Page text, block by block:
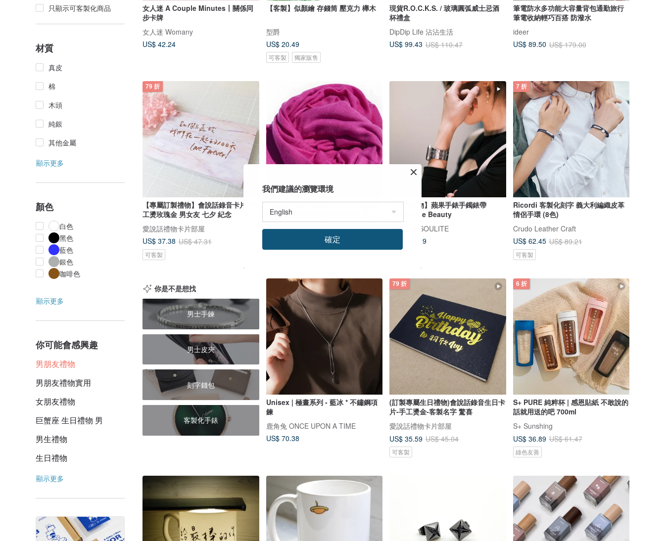
只顯示可客製化商品
材質
真皮
棉
木頭
純銀
其他金屬
顯示更多
顏色
白色
黑色
藍色
銀色
咖啡色
顯示更多
你可能會感興趣
男朋友禮物
男朋友禮物實用
女朋友禮物
巨蟹座 生日禮物 男
男生禮物
生日禮物
顯示更多
女人迷 A Couple Minutes丨關係同
步卡牌
女人迷 Womany
US$ 42.24
【客製】似顏繪 存錢筒 壓克力 櫸木
型爵
US$ 20.49
可客製 獨家販售
現貨R.O.C.K.S. / 玻璃圓弧威士忌酒
杯禮盒
DipDip Life 沾沾生活
US$ 99.43 US$ 110.47
筆電防水多功能大容量背包通勤旅行
筆電收納輕巧百搭 防潑水
ideer
US$ 89.50 US$ 179.00
79 折
【專屬訂製禮物】會說話錄音卡片-手
工燙玫瑰金 男女友 七夕 紀念
愛說話禮物卡片部屋
US$ 37.38 US$ 47.31
可客製
手織圍巾 喀什米爾Cashmere/羊絨圍
巾/純羊毛圍巾披巾/戒指絨披肩 聖誕
節禮物 交換禮物 母親節 父親節-熱情
OM 手作
【時尚飾物】蘋果手錶手鐲錶帶
Arabesque Beauty
浮雲生物 SOULITE
US$ 136.19
7 折
Ricordi 客製化刻字 義大利編織皮革
情侶手環 (8色)
Crudo Leather Craft
US$ 62.45 US$ 89.21
可客製
你是不是想找
男士手鍊
男士皮夾
刻字錢包
客製化手錶
Unisex | 極晝系列 - 藍冰 * 不鏽鋼項
鍊
鹿角兔 ONCE UPON A TIME
US$ 70.38
79 折
(訂製專屬生日禮物)會說話錄音生日卡
片-手工燙金-客製名字 驚喜
愛說話禮物卡片部屋
US$ 35.59 US$ 45.04
可客製
6 折
S+ PURE 純粹杯 | 感恩貼紙 不敢說的
話就用送的吧 700ml
S+ Sunshing
US$ 36.89 US$ 61.47
綠色友善
我們建議的瀏覽環境
確定